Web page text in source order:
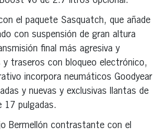
el paquete Sasquatch, que añade
con suspensión de gran altura
final más agresiva y
y traseros con bloqueo electrónico,
incorpora neumáticos Goodyear
y nuevas y exclusivas llantas de
17 pulgadas.
Bermellón contrastante con el